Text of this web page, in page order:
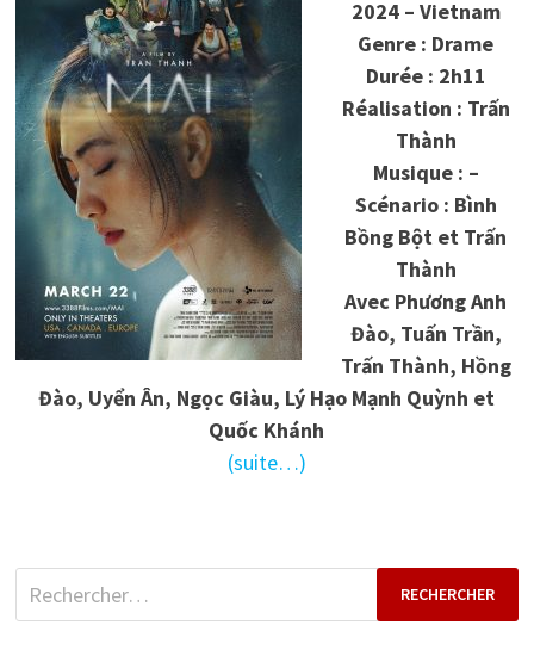
2024 – Vietnam
Genre : Drame
Durée : 2h11
Réalisation : Trấn
Thành
Musique : –
Scénario : Bình
Bồng Bột et Trấn
Thành
Avec Phương Anh
Đào, Tuấn Trần,
Trấn Thành, Hồng
Đào, Uyển Ân, Ngọc Giàu, Lý Hạo Mạnh Quỳnh et
Quốc Khánh
(suite…)
Rechercher :